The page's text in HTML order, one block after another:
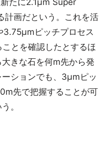
たに2.1μm Super
計画だという。これを活
3.75μmピッチプロセス
とを確認したとするほ
きな石を何m先から発
ションでも、3μmピッ
先で把握することが可
。